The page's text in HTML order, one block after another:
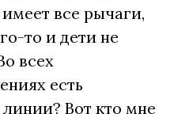
все рычаги,
то и дети не
всех
есть
Вот кто мне